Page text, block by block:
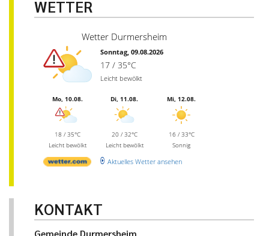
WETTER
Wetter Durmersheim
Sonntag, 09.08.2026
17 / 35°C
Leicht bewölkt
Mo, 10.08.
18 / 35°C
Leicht bewölkt
Di, 11.08.
20 / 32°C
Leicht bewölkt
Mi, 12.08.
16 / 33°C
Sonnig
Aktuelles Wetter ansehen
KONTAKT
Gemeinde Durmersheim